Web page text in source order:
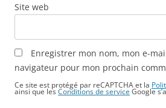
Site web
Enregistrer mon nom, mon e-
navigateur pour mon prochain
Ce site est protégé par reCAPTCHA et la
ainsi que lesConditions de service Google